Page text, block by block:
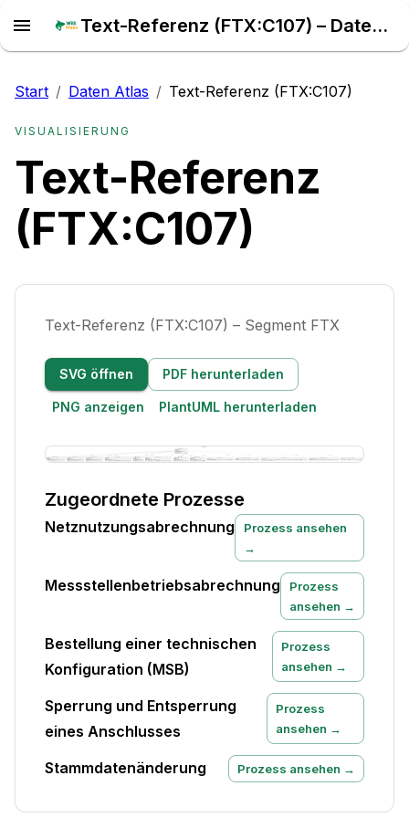
Text-Referenz (FTX:C107) – Daten Atlas
Start / Daten Atlas / Text-Referenz (FTX:C107)
VISUALISIERUNG
Text-Referenz
(FTX:C107)
Text-Referenz (FTX:C107) – Segment FTX
SVG öffnen PDF herunterladen
PNG anzeigen PlantUML herunterladen
Zugeordnete Prozesse
Netznutzungsabrechnung
Prozess ansehen
→
Messstellenbetriebsabrechnung
Prozess
ansehen →
Bestellung einer technischen
Konfiguration (MSB)
Prozess
ansehen →
Sperrung und Entsperrung
eines Anschlusses
Prozess
ansehen →
Stammdatenänderung Prozess ansehen →